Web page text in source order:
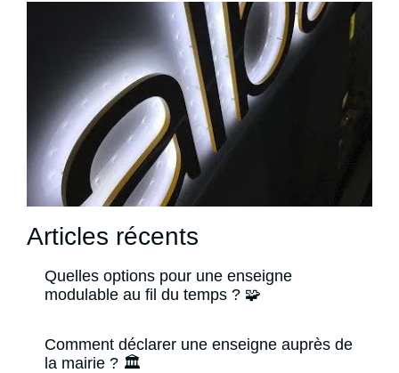
Articles récents
Quelles options pour une enseigne
modulable au fil du temps ? 🧩
Comment déclarer une enseigne auprès de
la mairie ? 🏛️